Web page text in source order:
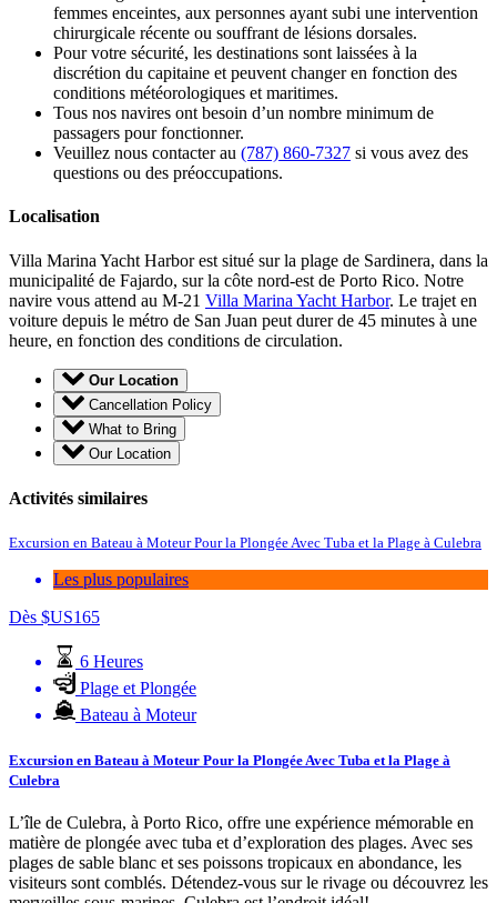
femmes enceintes, aux personnes ayant subi une intervention
chirurgicale récente ou souffrant de lésions dorsales.
Pour votre sécurité, les destinations sont laissées à la
discrétion du capitaine et peuvent changer en fonction des
conditions météorologiques et maritimes.
Tous nos navires ont besoin d’un nombre minimum de
passagers pour fonctionner.
Veuillez nous contacter au (787) 860-7327 si vous avez des
questions ou des préoccupations.
Localisation
Villa Marina Yacht Harbor est situé sur la plage de Sardinera, dans la
municipalité de Fajardo, sur la côte nord-est de Porto Rico. Notre
navire vous attend au M-21 Villa Marina Yacht Harbor. Le trajet en
voiture depuis le métro de San Juan peut durer de 45 minutes à une
heure, en fonction des conditions de circulation.
Our Location
Cancellation Policy
What to Bring
Our Location
Activités similaires
Excursion en Bateau à Moteur Pour la Plongée Avec Tuba et la Plage à Culebra
Les plus populaires
Dès $US165
6 Heures
Plage et Plongée
Bateau à Moteur
Excursion en Bateau à Moteur Pour la Plongée Avec Tuba et la Plage à
Culebra
L’île de Culebra, à Porto Rico, offre une expérience mémorable en
matière de plongée avec tuba et d’exploration des plages. Avec ses
plages de sable blanc et ses poissons tropicaux en abondance, les
visiteurs sont comblés. Détendez-vous sur le rivage ou découvrez les